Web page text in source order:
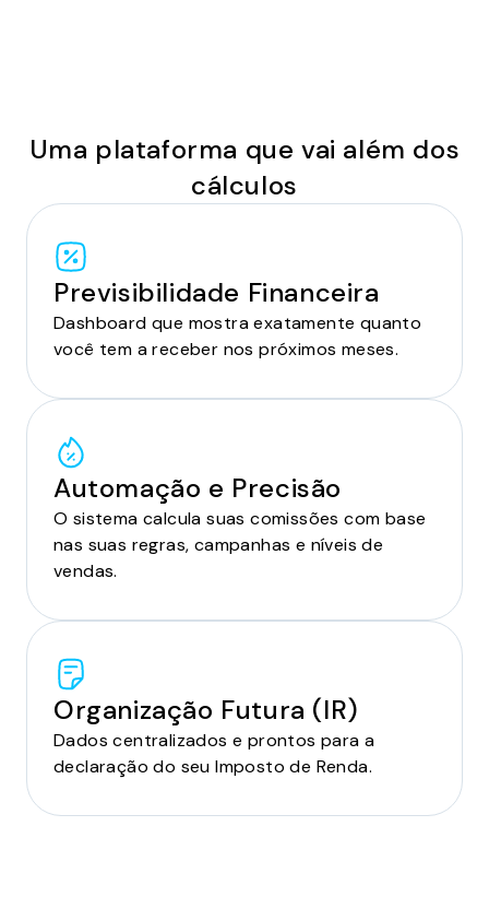
Uma plataforma que vai além dos
cálculos
Previsibilidade Financeira
Dashboard que mostra exatamente quanto
você tem a receber nos próximos meses.
Automação e Precisão
O sistema calcula suas comissões com base
nas suas regras, campanhas e níveis de
vendas.
Organização Futura (IR)
Dados centralizados e prontos para a
declaração do seu Imposto de Renda.